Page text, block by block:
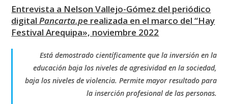
entrada:
entrada:entrada:
Entrevista a Nelson Vallejo-Gómez del periódico
digitalPancarta.pe realizada en el marco del “Hay
Festival Arequipa», noviembre 2022
Está demostrado científicamente que la inversión en la
educación baja los niveles de agresividad en la sociedad,
baja los niveles de violencia. Permite mayor resultado para
la inserción profesional de las personas.